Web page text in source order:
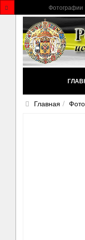
Фотографии
Главная